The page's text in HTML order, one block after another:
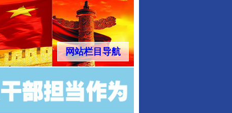
网站栏目导航